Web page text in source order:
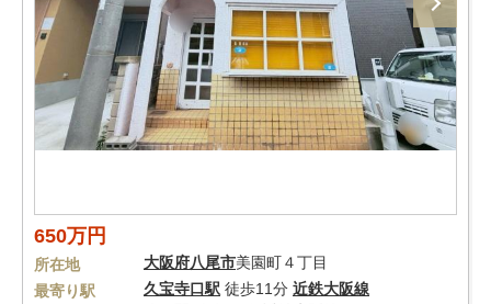
650万円
所在地 大阪府八尾市美園町４丁目
最寄り駅
久宝寺口駅 徒歩11分 近鉄大阪線